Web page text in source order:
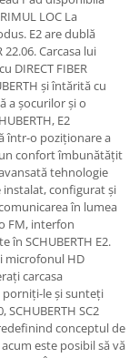
LOC La
E2 are dublă
Carcasa lui
DIRECT FIBER
și întărită cu
a șocurilor și o
E2
într-o poziționare a
confort îmbunătățit
tehnologie
instalat, configurat și
în lumea
FM, interfon
SCHUBERTH E2.
microfonul HD
carcasa
porniți-le și sunteți
SC2
conceptul de
este posibil să vă